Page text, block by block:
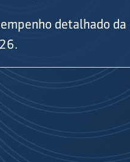
detalhado da